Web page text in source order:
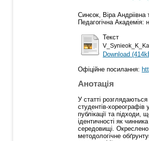
Синєок, Віра Андріівна
Педагогічна Академія:
Текст
Download
Офіційне посилання:
Анотація
У статті
студентів-хореографів
публікації та підходи,
ідентичності як
середовищі. Окреслено
методологічне